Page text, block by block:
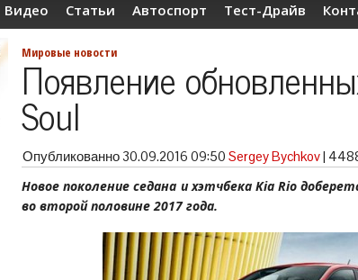
Видео Статьи Автоспорт Тест-Драйв
Мировые новости
Появление
Soul
Опубликованно30.09.2016 09:50 Sergey Bychkov|
Новое поколение седана и хэтчбека Kia Rio
во второй половине 2017 года.